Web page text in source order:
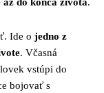
až do konca života.
Ide o jedno z
. Včasná
vstúpi do
bojovať s